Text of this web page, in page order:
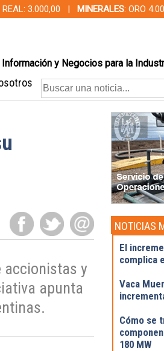
REAL: 3.000,00 | MINERALES: ORO
y Negocios para la
accionistas y
apunta
NOTICIAS
momento
El
complica
Vaca
Cómo se
180 MW